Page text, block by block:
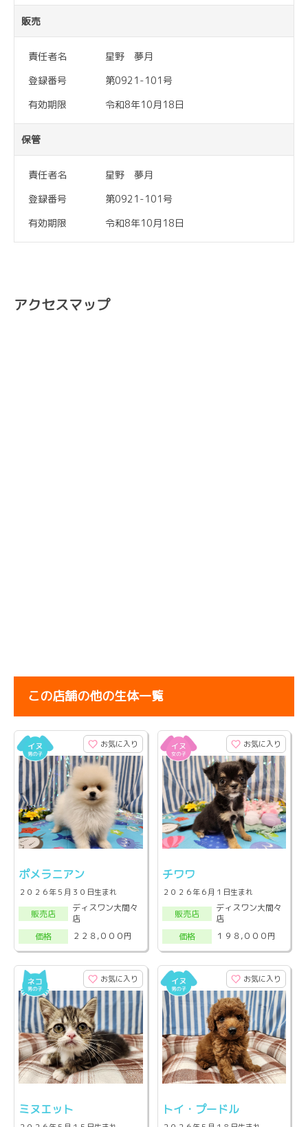
販売
責任者名
星野 夢月
登録番号
第0921-101号
有効期限
令和8年10月18日
保管
責任者名
星野 夢月
登録番号
第0921-101号
有効期限
令和8年10月18日
アクセスマップ
この店舗の他の生体一覧
お気に入り
ポメラニアン
２０２６年５月３０日生まれ
販売店
ディスワン大間々
店
価格
２２８,０００円
お気に入り
チワワ
２０２６年６月１日生まれ
販売店
ディスワン大間々
店
価格
１９８,０００円
お気に入り
ミヌエット
お気に入り
トイ・プードル